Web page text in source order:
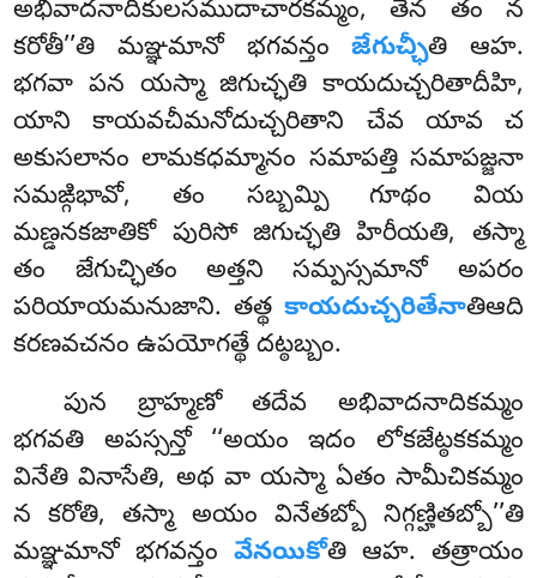
అభివాదనాదికులసముదాచారకమ్మం, తేన తం న
కరోతీ’’తి మఞ్ఞమానో భగవన్తంజేగుచ్ఛీతి ఆహ.
భగవా పన యస్మా జిగుచ్ఛతి కాయదుచ్చరితాదీహి,
యాని కాయవచీమనోదుచ్చరితాని చేవ యావ చ
అకుసలానంలామకధమ్మానం సమాపత్తి సమాపజ్జనా
సమఙ్గిభావో, తం సబ్బమ్పి గూథం వియ
మణ్డనకజాతికో పురిసో జిగుచ్ఛతి హిరీయతి, తస్మా
తం జేగుచ్ఛితం అత్తని సమ్పస్సమానో అపరం
పరియాయమనుజాని. తత్థ కాయదుచ్చరితేనాతిఆది
కరణవచనం ఉపయోగత్థే దట్ఠబ్బం.
పున బ్రాహ్మణో తదేవ అభివాదనాదికమ్మం
భగవతి అపస్సన్తో ‘‘అయం ఇదం లోకజేట్ఠకకమ్మం
వినేతి వినాసేతి, అథ వా యస్మా ఏతం సామీచికమ్మం
న కరోతి, తస్మా అయం వినేతబ్బో నిగ్గణ్హితబ్బో’’తి
మఞ్ఞమానో భగవన్తం వేనయికోతి ఆహ. తత్రాయం